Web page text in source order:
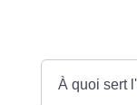
À quoi sert